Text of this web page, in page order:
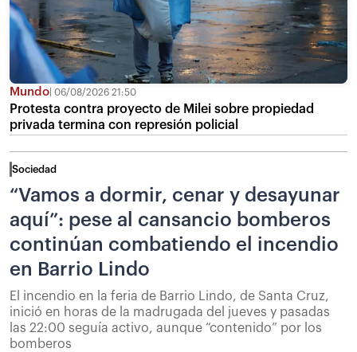
Mundo 06/08/2026 21:50
Protesta contra proyecto de Milei sobre propiedad
privada termina con represión policial
Sociedad
“Vamos a dormir, cenar y desayunar
aquí”: pese al cansancio bomberos
continúan combatiendo el incendio
en Barrio Lindo
El incendio en la feria de Barrio Lindo, de Santa Cruz,
inició en horas de la madrugada del jueves y pasadas
las 22:00 seguía activo, aunque “contenido” por los
bomberos